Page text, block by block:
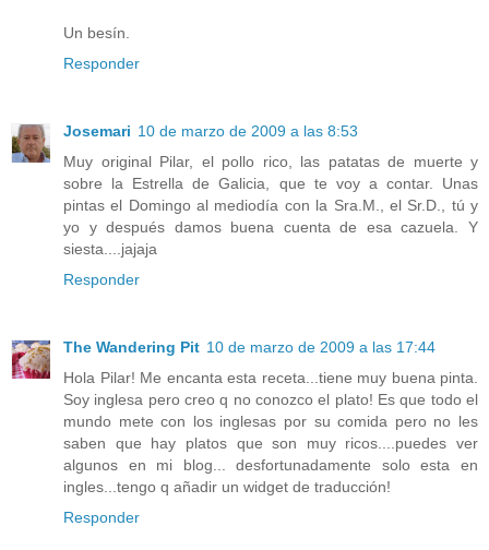
Un besín.
Responder
Josemari 10 de marzo de 2009 a las 8:53
Muy original Pilar, el pollo rico, las patatas de muerte y
sobre la Estrella de Galicia, que te voy a contar. Unas
pintas el Domingo al mediodía con la Sra.M., el Sr.D., tú y
yo y después damos buena cuenta de esa cazuela. Y
siesta....jajaja
Responder
The Wandering Pit 10 de marzo de 2009 a las 17:44
Hola Pilar! Me encanta esta receta...tiene muy buena pinta.
Soy inglesa pero creo q no conozco el plato! Es que todo el
mundo mete con los inglesas por su comida pero no les
saben que hay platos que son muy ricos....puedes ver
algunos en mi blog... desfortunadamente solo esta en
ingles...tengo q añadir un widget de traducción!
Responder